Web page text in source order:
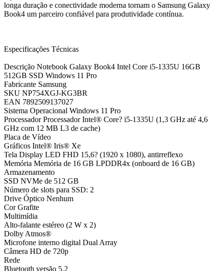
longa duração e conectividade moderna tornam o Samsung Galaxy
Book4 um parceiro confiável para produtividade contínua.
Especificações Técnicas
Descrição Notebook Galaxy Book4 Intel Core i5-1335U 16GB
512GB SSD Windows 11 Pro
Fabricante Samsung
SKU NP754XGJ-KG3BR
EAN 7892509137027
Sistema Operacional Windows 11 Pro
Processador Processador Intel® Core? i5-1335U (1,3 GHz até 4,6
GHz com 12 MB L3 de cache)
Placa de Vídeo
Gráficos Intel® Iris® Xe
Tela Display LED FHD 15,6? (1920 x 1080), antirreflexo
Memória Memória de 16 GB LPDDR4x (onboard de 16 GB)
Armazenamento
SSD NVMe de 512 GB
Número de slots para SSD: 2
Drive Óptico Nenhum
Cor Grafite
Multimídia
Alto-falante estéreo (2 W x 2)
Dolby Atmos®
Microfone interno digital Dual Array
Câmera HD de 720p
Rede
Bluetooth versão 5.2